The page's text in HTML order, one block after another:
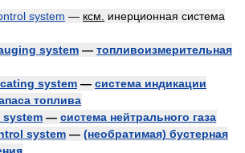
system — ксм.
инерционная система
system — топливоизмерительная
system — система индикации
топлива
— система нейтрального газа
system — (необратимая) бустерная